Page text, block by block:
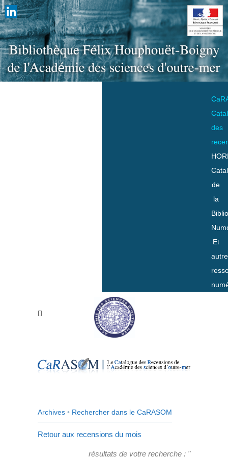
des
de
la
Et
Archives • Rechercher dans le CaRASOM
Retour aux recensions du mois
résultats de votre recherche : "